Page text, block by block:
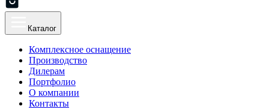
Каталог
Комплексное оснащение
Производство
Дилерам
Портфолио
О компании
Контакты